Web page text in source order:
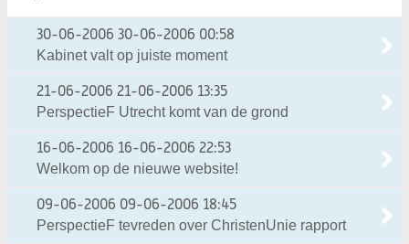
30-06-2006 30-06-2006 00:58
Kabinet valt op juiste moment
21-06-2006 21-06-2006 13:35
PerspectieF Utrecht komt van de grond
16-06-2006 16-06-2006 22:53
Welkom op de nieuwe website!
09-06-2006 09-06-2006 18:45
PerspectieF tevreden over ChristenUnie rapport